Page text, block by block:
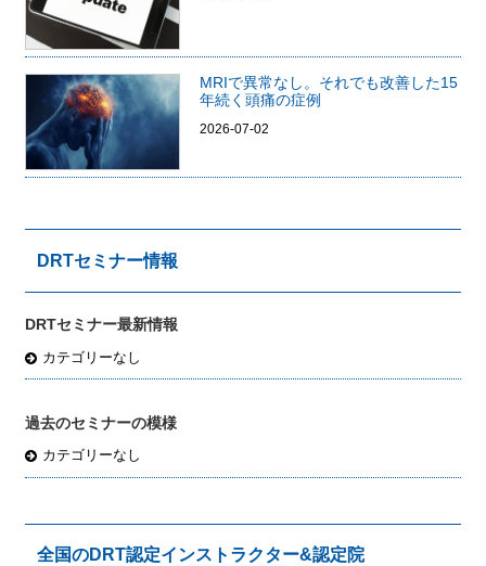
MRIで異常なし。それでも改善した15
年続く頭痛の症例
2026-07-02
DRTセミナー情報
DRTセミナー最新情報
カテゴリーなし
過去のセミナーの模様
カテゴリーなし
全国のDRT認定インストラクター&認定院